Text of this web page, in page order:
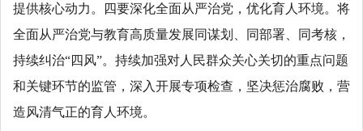
提供核心动力。四要深化全面从严治党，优化育人环境。将
全面从严治党与教育高质量发展同谋划、同部署、同考核，
持续纠治“四风”。持续加强对人民群众关心关切的重点问题
和关键环节的监管，深入开展专项检查，坚决惩治腐败，营
造风清气正的育人环境。